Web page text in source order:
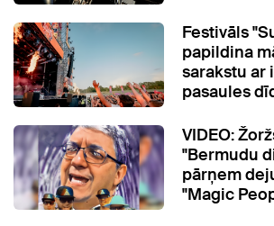
Festivāls
papildina
sarakstu ar
pasaules
VIDEO:
"Bermudu
pārņem
"Magic